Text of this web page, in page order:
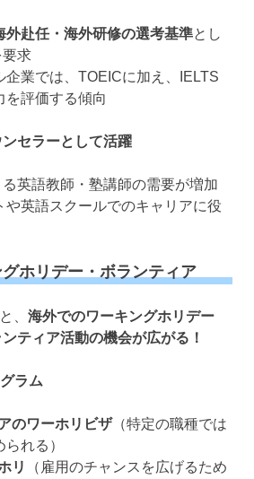
外赴任・海外研修の選考基準とし
要求
企業では、TOEICに加え、IELTS
を評価する傾向
セラーとして活躍
る英語教師・塾講師の需要が増加
や英語スクールでのキャリアに役
ホリデー・ボランティア
、 海外でのワーキングホリデー
ティア活動の機会が広がる！
ラム
のワーホリビザ（特定の職種では
れる）
リ
（雇用のチャンスを広げるため